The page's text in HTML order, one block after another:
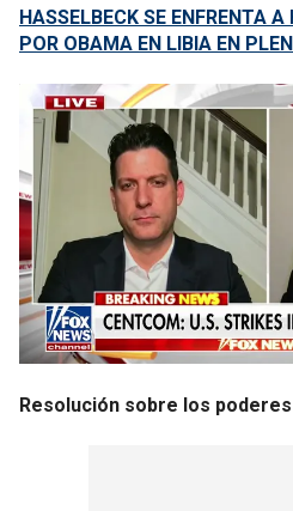
HASSELBECK SE ENFRENTA
POR OBAMA EN LIBIA EN
Resolución sobre los